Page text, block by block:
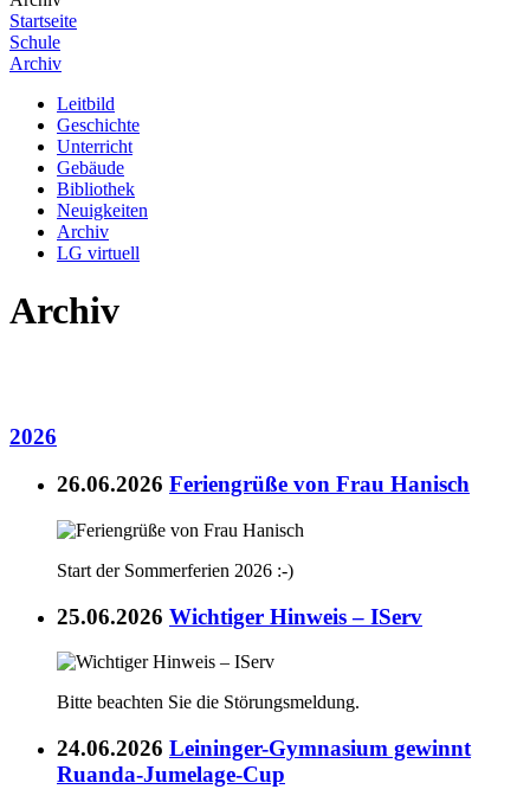
Startseite
Schule
Archiv
Leitbild
Geschichte
Unterricht
Gebäude
Bibliothek
Neuigkeiten
Archiv
LG virtuell
Archiv
2026
26.06.2026 Feriengrüße von Frau Hanisch
Start der Sommerferien 2026 :-)
25.06.2026 Wichtiger Hinweis – IServ
Bitte beachten Sie die Störungsmeldung.
24.06.2026 Leininger-Gymnasium gewinnt
Ruanda-Jumelage-Cup